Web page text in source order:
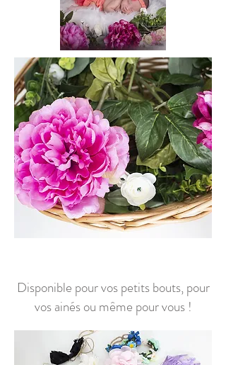
Disponible pour vos petits bouts, pour
vos ainés ou même pour vous !